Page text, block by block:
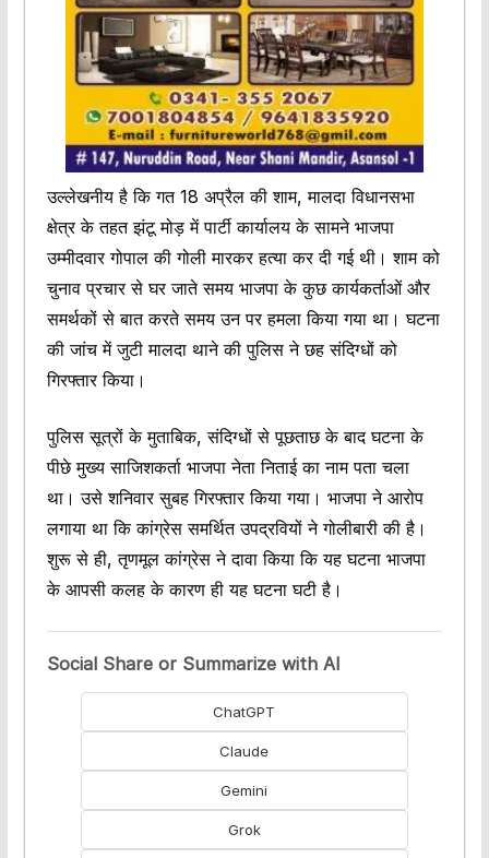
उल्लेखनीय है कि गत 18 अप्रैल की शाम, मालदा विधानसभा
क्षेत्र के तहत झंटू मोड़ में पार्टी कार्यालय के सामने भाजपा
उम्मीदवार गोपाल की गोली मारकर हत्या कर दी गई थी। शाम को
चुनाव प्रचार से घर जाते समय भाजपा के कुछ कार्यकर्ताओं और
समर्थकों से बात करते समय उन पर हमला किया गया था। घटना
की जांच में जुटी मालदा थाने की पुलिस ने छह संदिग्धों को
गिरफ्तार किया।
पुलिस सूत्रों के मुताबिक, संदिग्धों से पूछताछ के बाद घटना के
पीछे मुख्य साजिशकर्ता भाजपा नेता निताई का नाम पता चला
था। उसे शनिवार सुबह गिरफ्तार किया गया। भाजपा ने आरोप
लगाया था कि कांग्रेस समर्थित उपद्रवियों ने गोलीबारी की है।
शुरू से ही, तृणमूल कांग्रेस ने दावा किया कि यह घटना भाजपा
के आपसी कलह के कारण ही यह घटना घटी है।
Social Share or Summarize with AI
ChatGPT
Claude
Gemini
Grok